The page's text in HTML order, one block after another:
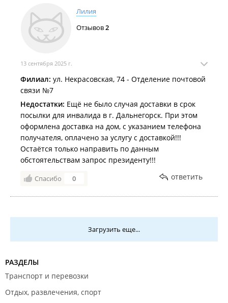
Лилия
Отзывов2
13 сентября 2025 г.
Филиал: ул. Некрасовская, 74 - Отделение почтовой
связи №7
Недостатки: Ещё не было случая доставки в срок
посылки для инвалида в г. Дальнегорск. При этом
оформлена доставка на дом, с указанием телефона
получателя, оплачено за услугу с доставкой!!!
Остаётся только направить по данным
обстоятельствам запрос президенту!!!
Спасибо 0 ответить
Загрузить еще...
РАЗДЕЛЫ
Транспорт и перевозки
Отдых, развлечения, спорт